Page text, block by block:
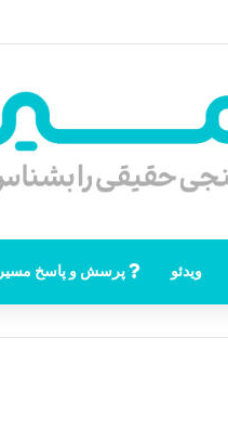
ویدئو پرسش و پاسخ مسیر